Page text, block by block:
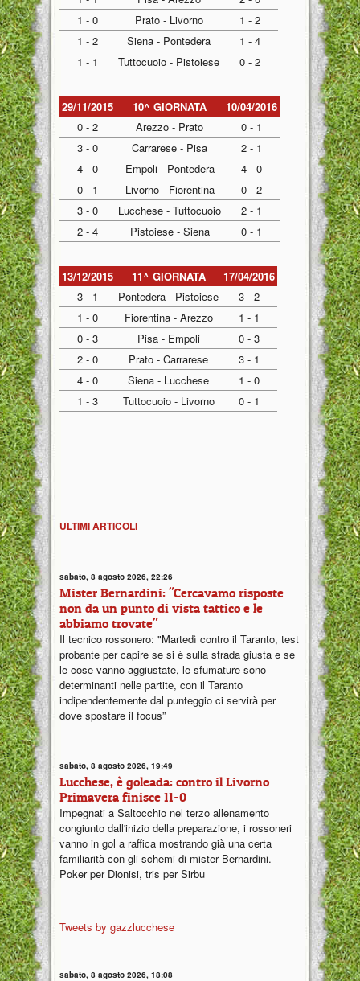
1 - 0
Prato - Livorno
1 - 2
1 - 2
Siena - Pontedera
1 - 4
1 - 1
Tuttocuoio - Pistoiese 0 - 2
29/11/2015 10^ GIORNATA
10/04/2016
0 - 2
Arezzo - Prato
0 - 1
3 - 0
Carrarese - Pisa
2 - 1
4 - 0
Empoli - Pontedera
4 - 0
0 - 1
Livorno - Fiorentina
0 - 2
3 - 0
Lucchese - Tuttocuoio
2 - 1
2 - 4
Pistoiese - Siena 0 - 1
13/12/2015 11^ GIORNATA
17/04/2016
3 - 1
Pontedera - Pistoiese
3 - 2
1 - 0
Fiorentina - Arezzo
1 - 1
0 - 3
Pisa - Empoli
0 - 3
2 - 0
Prato - Carrarese
3 - 1
4 - 0
Siena - Lucchese
1 - 0
1 - 3
Tuttocuoio - Livorno 0 - 1
ULTIMI ARTICOLI
sabato, 8 agosto 2026, 22:26
Mister Bernardini: "Cercavamo risposte
non da un punto di vista tattico e le
abbiamo trovate"
Il tecnico rossonero: "Martedì contro il Taranto, test
probante per capire se si è sulla strada giusta e se
le cose vanno aggiustate, le sfumature sono
determinanti nelle partite, con il Taranto
indipendentemente dal punteggio ci servirà per
dove spostare il focus”
sabato, 8 agosto 2026, 19:49
Lucchese, è goleada: contro il Livorno
Primavera finisce 11-0
Impegnati a Saltocchio nel terzo allenamento
congiunto dall'inizio della preparazione, i rossoneri
vanno in gol a raffica mostrando già una certa
familiarità con gli schemi di mister Bernardini.
Poker per Dionisi, tris per Sirbu
Tweets by gazzlucchese
sabato, 8 agosto 2026, 18:08